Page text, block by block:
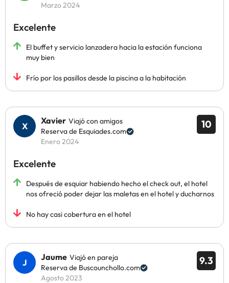
Marzo 2024
Excelente
El buffet y servicio lanzadera hacia la estación funciona
muy bien
Frío por los pasillos desde la piscina a la habitación
10
Xavier Viajó con amigos
Reserva de Esquiades.com
Enero 2024
Excelente
Después de esquiar habiendo hecho el check out, el hotel
nos ofreció poder dejar las maletas en el hotel y ducharnos
No hay casi cobertura en el hotel
9.3
Jaume Viajó en pareja
Reserva de Buscounchollo.com
Agosto 2023